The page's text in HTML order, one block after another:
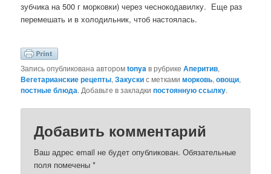
зубчика на 500 г морковки) через чеснокодавилку. Еще раз
перемешать и в холодильник, чтоб настоялась.
Запись опубликована авторомtonyaв рубрикеАперитив,
Вегетарианские рецепты,Закускис меткамиморковь,овощи,
постные блюда. Добавьте в закладкипостоянную ссылку.
Добавить комментарий
Ваш адрес email не будет опубликован. Обязательные
поля помечены*